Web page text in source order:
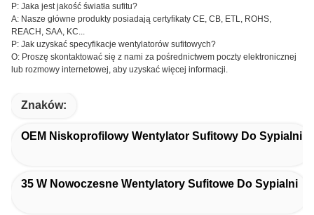
P: Jaka jest jakość światła sufitu?
A: Nasze główne produkty posiadają certyfikaty CE, CB, ETL, ROHS,
REACH, SAA, KC...
P: Jak uzyskać specyfikacje wentylatorów sufitowych?
O: Proszę skontaktować się z nami za pośrednictwem poczty elektronicznej
lub rozmowy internetowej, aby uzyskać więcej informacji.
Znaków:
OEM Niskoprofilowy Wentylator Sufitowy Do Sypialni
35 W Nowoczesne Wentylatory Sufitowe Do Sypialni